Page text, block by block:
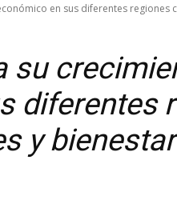
en sus diferentes regiones
su
diferentes
y